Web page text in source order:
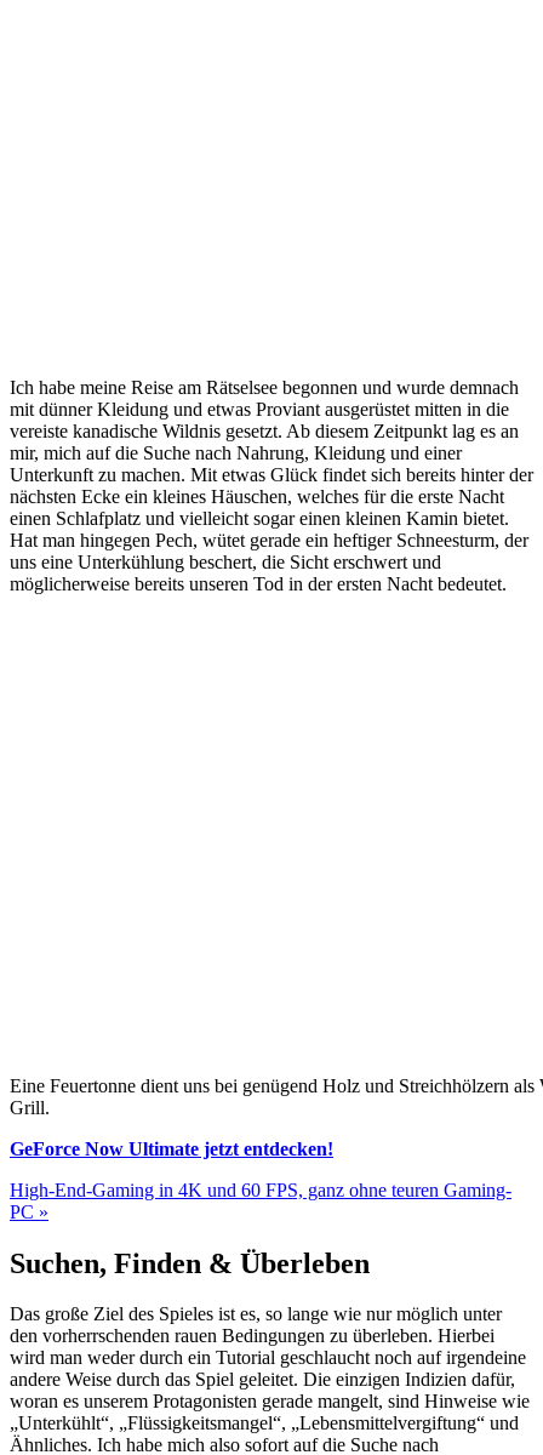
Ich habe meine Reise am Rätselsee begonnen und wurde demnach
mit dünner Kleidung und etwas Proviant ausgerüstet mitten in die
vereiste kanadische Wildnis gesetzt. Ab diesem Zeitpunkt lag es an
mir, mich auf die Suche nach Nahrung, Kleidung und einer
Unterkunft zu machen. Mit etwas Glück findet sich bereits hinter der
nächsten Ecke ein kleines Häuschen, welches für die erste Nacht
einen Schlafplatz und vielleicht sogar einen kleinen Kamin bietet.
Hat man hingegen Pech, wütet gerade ein heftiger Schneesturm, der
uns eine Unterkühlung beschert, die Sicht erschwert und
möglicherweise bereits unseren Tod in der ersten Nacht bedeutet.
Eine Feuertonne dient uns bei genügend Holz und Streichhölzern als
Grill.
GeForce Now Ultimate jetzt entdecken!
High-End-Gaming in 4K und 60 FPS, ganz ohne teuren Gaming-
PC »
Suchen, Finden & Überleben
Das große Ziel des Spieles ist es, so lange wie nur möglich unter
den vorherrschenden rauen Bedingungen zu überleben. Hierbei
wird man weder durch ein Tutorial geschlaucht noch auf irgendeine
andere Weise durch das Spiel geleitet. Die einzigen Indizien dafür,
woran es unserem Protagonisten gerade mangelt, sind Hinweise wie
„Unterkühlt“, „Flüssigkeitsmangel“, „Lebensmittelvergiftung“ und
Ähnliches. Ich habe mich also sofort auf die Suche nach